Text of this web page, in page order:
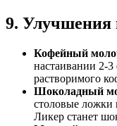
9. Улучшения
Кофейный
настаивании 2-
растворимого
Шоколадный
столовые ложки
Ликер станет